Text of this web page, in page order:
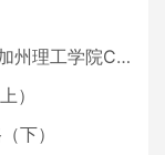
博士生活 [上集]
）
下）